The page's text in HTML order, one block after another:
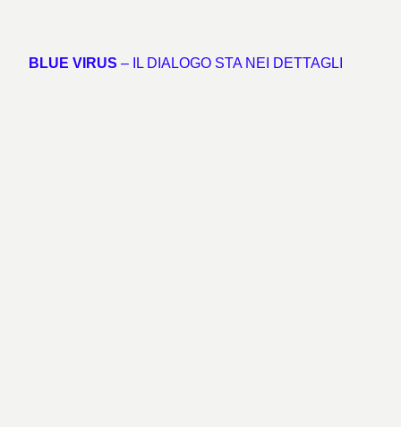
BLUE VIRUS – IL DIALOGO STA NEI DETTAGLI